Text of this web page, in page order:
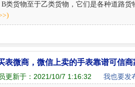
B类货物至于乙类货物，它们是各种道路
表微商，微信上卖的手表靠谱可信商
更新于： 2021/10/7 1:16:32 我也要发